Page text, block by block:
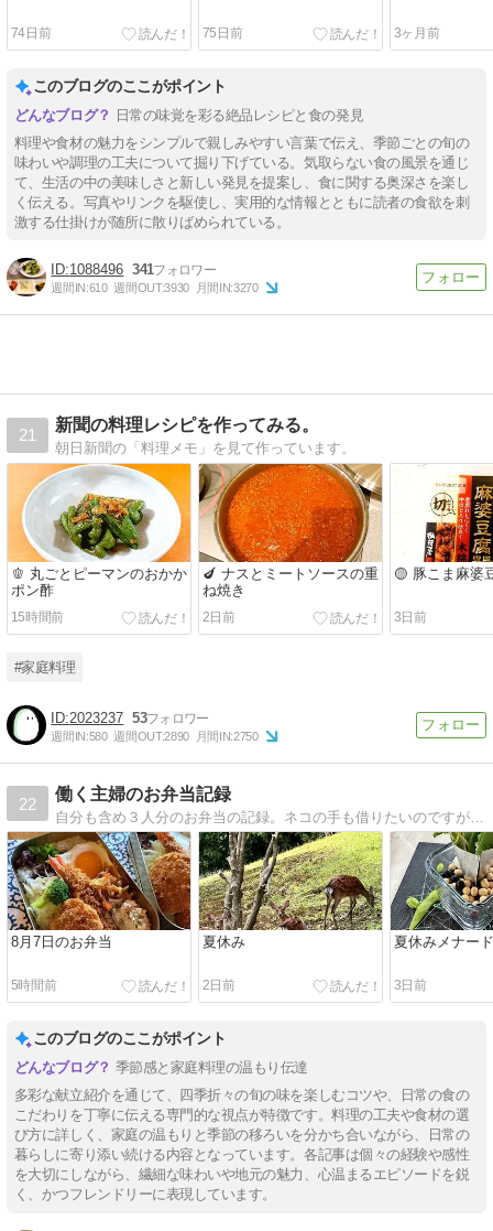
74日前 75日前 3ヶ月前
このブログのここがポイント
日常の味覚を彩る絶品レシピと食の発見
料理や食材の魅力をシンプルで親しみやすい言葉で伝え、季節ごとの旬の
味わいや調理の工夫について掘り下げている。気取らない食の風景を通じ
て、生活の中の美味しさと新しい発見を提案し、食に関する奥深さを楽し
く伝える。写真やリンクを駆使し、実用的な情報とともに読者の食欲を刺
激する仕掛けが随所に散りばめられている。
1088496 341
週間IN:610 週間OUT:3930 月間IN:3270
21
新聞の料理レシピを作ってみる。
朝日新聞の「料理メモ」を見て作っています。
🫑 丸ごとピーマンのおかか
ポン酢
15時間前
🍆 ナスとミートソースの重
ね焼き
2日前
🟡 豚こま麻婆
3日前
#家庭料理
2023237 53
週間IN:580 週間OUT:2890 月間IN:2750
22
働く主婦のお弁当記録
自分も含め３人分のお弁当の記録。ネコの手も借りたいのですが事務所にネコ２匹います。
8月7日のお弁当
5時間前
夏休み
2日前
夏休みメナー
3日前
このブログのここがポイント
季節感と家庭料理の温もり伝達
多彩な献立紹介を通じて、四季折々の旬の味を楽しむコツや、日常の食の
こだわりを丁寧に伝える専門的な視点が特徴です。料理の工夫や食材の選
び方に詳しく、家庭の温もりと季節の移ろいを分かち合いながら、日常の
暮らしに寄り添い続ける内容となっています。各記事は個々の経験や感性
を大切にしながら、繊細な味わいや地元の魅力、心温まるエピソードを鋭
く、かつフレンドリーに表現しています。